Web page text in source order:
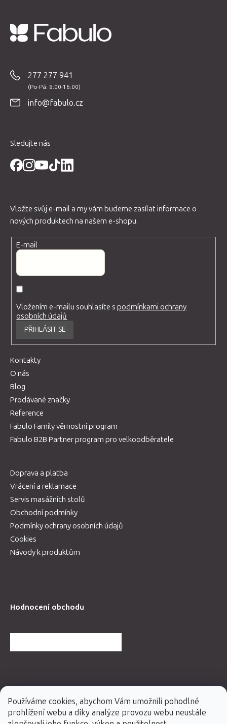
Používáme cookies, abychom Vám umožnili pohodlné
prohlížení webu a díky analýze provozu webu neustále
277 277 941
info@fabulo.cz
Sledujte nás
Vložte svůj e-mail a my vám budeme zasílat informace o
nových produktech na našem e-shopu.
E-mail
Vložením e-mailu souhlasíte spodmínkami ochrany
osobních údajů
PŘIHLÁSIT SE
Kontakty
O nás
Blog
Prodávané značky
Reference
Fabulo Family věrnostní program
Fabulo B2B Partner program pro velkoodběratele
Doprava a platba
Vrácení a reklamace
Servis masážních stolů
Obchodní podmínky
Podmínky ochrany osobních údajů
Cookies
Návody k produktům
Hodnocení obchodu